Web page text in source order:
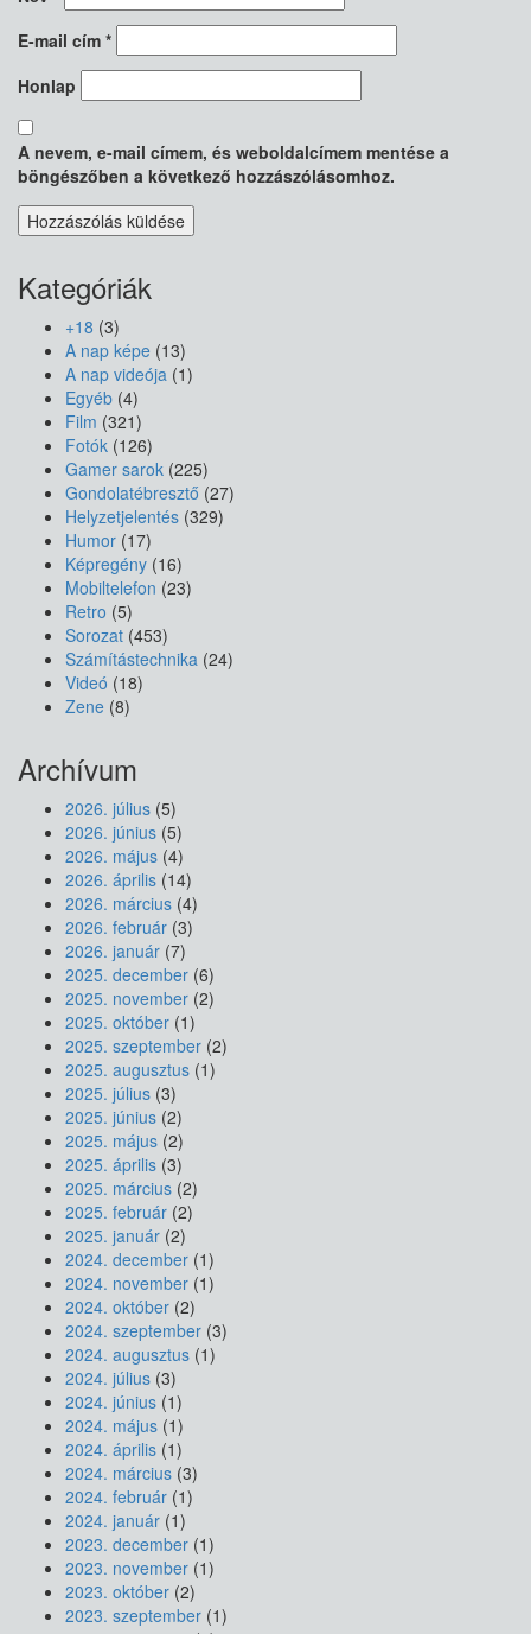
E-mail cím *
Honlap
A nevem, e-mail címem, és weboldalcímem mentése a
böngészőben a következő hozzászólásomhoz.
Kategóriák
+18 (3)
A nap képe (13)
A nap videója (1)
Egyéb (4)
Film (321)
Fotók (126)
Gamer sarok (225)
Gondolatébresztő (27)
Helyzetjelentés (329)
Humor (17)
Képregény (16)
Mobiltelefon (23)
Retro (5)
Sorozat (453)
Számítástechnika (24)
Videó (18)
Zene (8)
Archívum
2026. július (5)
2026. június (5)
2026. május (4)
2026. április (14)
2026. március (4)
2026. február (3)
2026. január (7)
2025. december (6)
2025. november (2)
2025. október (1)
2025. szeptember (2)
2025. augusztus (1)
2025. július (3)
2025. június (2)
2025. május (2)
2025. április (3)
2025. március (2)
2025. február (2)
2025. január (2)
2024. december (1)
2024. november (1)
2024. október (2)
2024. szeptember (3)
2024. augusztus (1)
2024. július (3)
2024. június (1)
2024. május (1)
2024. április (1)
2024. március (3)
2024. február (1)
2024. január (1)
2023. december (1)
2023. november (1)
2023. október (2)
2023. szeptember (1)